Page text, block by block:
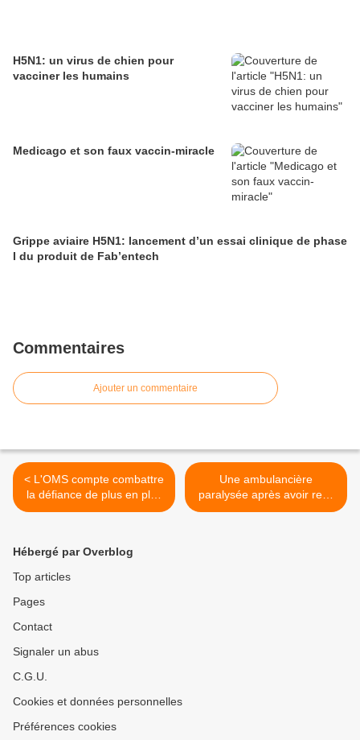
H5N1: un virus de chien pour
vacciner les humains
Medicago et son faux vaccin-miracle
Grippe aviaire H5N1: lancement d’un essai clinique de phase
I du produit de Fab’entech
Commentaires
Ajouter un commentaire
< L'OMS compte combattre
la défiance de plus en plus
généralisée du public vis-à-
Une ambulancière
paralysée après avoir reçu
le vaccin contre la grippe
Hébergé par Overblog
Top articles
Pages
Contact
Signaler un abus
C.G.U.
Cookies et données personnelles
Préférences cookies